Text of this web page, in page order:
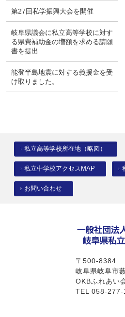
第27回私学振興大会を開催
岐阜県議会に私立高等学校に対す
る県費補助金の増額を求める請願
書を提出
能登半島地震に対する義援金を受
け取りました。
私立高等学校所在地（略図）
私立中学校アクセスMAP
お問い合わせ
〒500-8384
岐阜県岐阜市
OKBふれあい
TEL 058-277-